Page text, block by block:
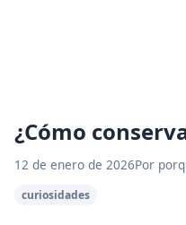
¿Cómo
12 de enero de 2026Por
curiosidades